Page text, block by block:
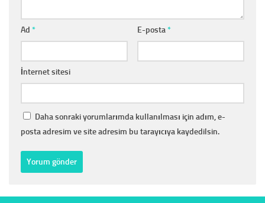
Ad * E-posta*
İnternet sitesi
Daha sonraki yorumlarımda kullanılması için adım, e-
posta adresim ve site adresim bu tarayıcıya kaydedilsin.